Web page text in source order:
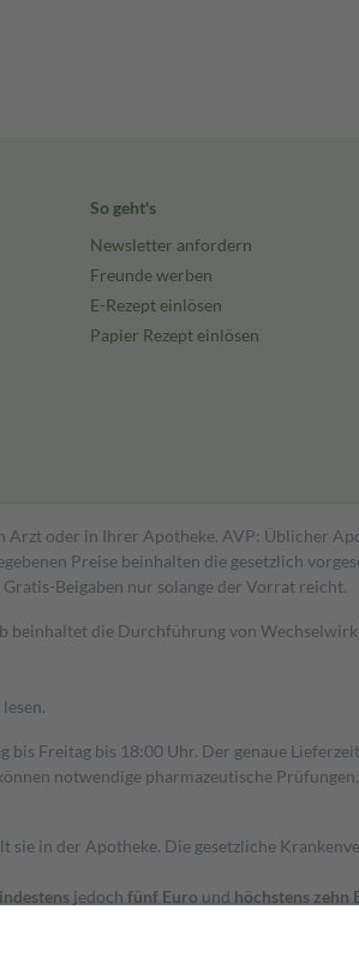
So geht's
Newsletter anfordern
Freunde werben
E-Rezept einlösen
Papier Rezept einlösen
Arzt oder in Ihrer Apotheke. AVP: Üblicher
Preise beinhalten die gesetzlich
Beigaben nur solange der Vorrat reicht.
die Durchführung von
Freitag bis 18:00 Uhr. Der genaue
notwendige pharmazeutische
in der Apotheke. Die gesetzliche
jedoch fünf Euro und höchstens zehn